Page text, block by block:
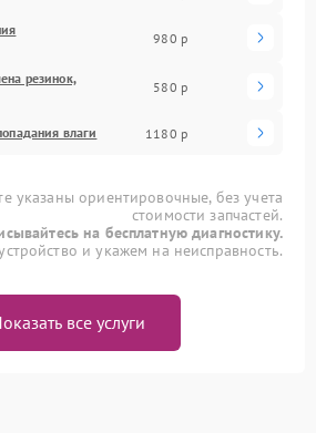
980 р
резинок,
580 р
влаги 1180 р
указаны ориентировочные, без учета
стоимости запчастей.
на бесплатную диагностику.
и укажем на неисправность.
все услуги